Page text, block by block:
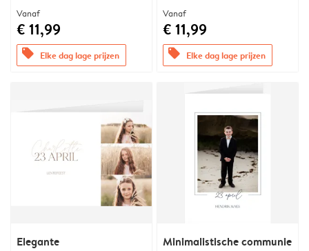
Vanaf
€ 11,99
offers Elke dag lage prijzen
Vanaf
€ 11,99
offers Elke dag lage prijzen
Elegante
Minimalistische communie